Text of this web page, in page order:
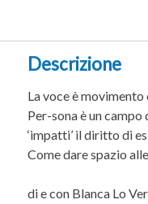
Descrizione
La voce è
Per-sona è un
‘impatti’ il diritto di
Come dare spazio
di e con Blanca Lo